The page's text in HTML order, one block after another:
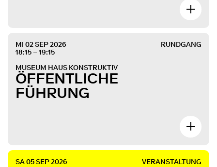
MI 02 SEP 2026
18:15 – 19:15
RUNDGANG
MUSEUM HAUS KONSTRUKTIV
ÖFFENTLICHE
FÜHRUNG
SA 05 SEP 2026
VERANSTALTUNG